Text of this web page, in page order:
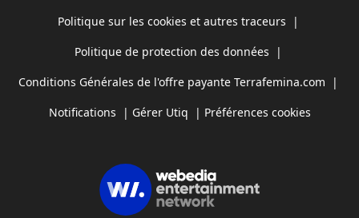
Politique sur les cookies et autres traceurs |
Politique de protection des données |
Conditions Générales de l'offre payante Terrafemina.com |
Notifications | Gérer Utiq | Préférences cookies